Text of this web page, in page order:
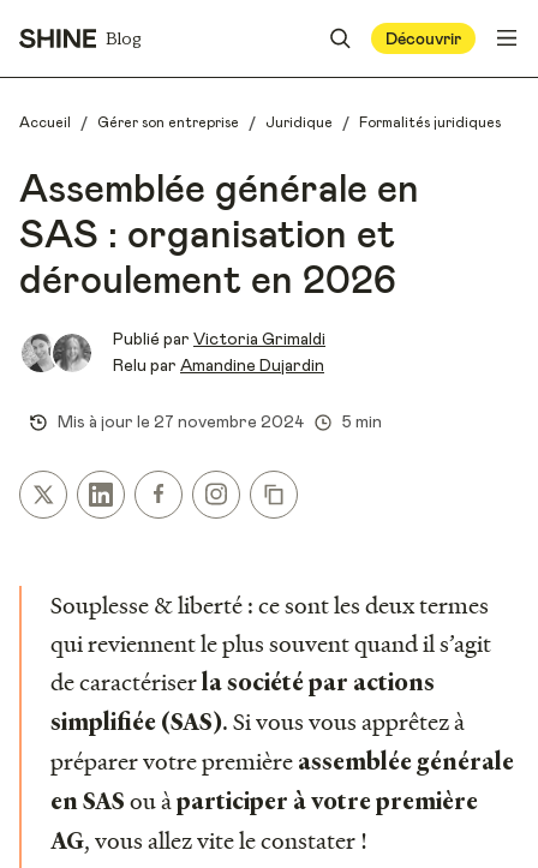
Blog Découvrir
Accueil / Gérer son entreprise / Juridique / Formalités juridiques
Assemblée générale en
SAS : organisation et
déroulement en 2026
Publié par Victoria Grimaldi
Relu par Amandine Dujardin
Mis à jour le 27 novembre 2024 5 min
Souplesse & liberté : ce sont les deux termes
qui reviennent le plus souvent quand il s’agit
de caractériserla société par actions
simplifiée (SAS). Si vous vous apprêtez à
préparer votre première assemblée générale
en SAS ou àparticiper à votre première
AG, vous allez vite le constater !